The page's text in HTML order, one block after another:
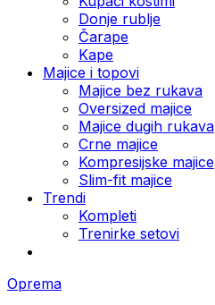
Donje rublje
Čarape
Kape
Majice i topovi
Majice bez rukava
Oversized majice
Majice dugih rukava
Crne majice
Kompresijske majice
Slim-fit majice
Trendi
Kompleti
Trenirke setovi
Oprema